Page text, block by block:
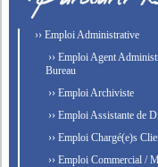
›› Emploi Administrative
›› Emploi Agent
Bureau
›› Emploi Archiviste
›› Emploi Assistante de
›› Emploi Chargé(e)s
›› Emploi Commercial /